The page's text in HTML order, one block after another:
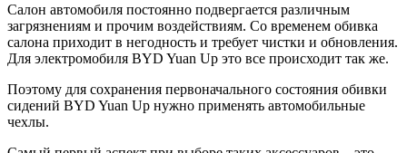
Салон автомобиля постоянно подвергается различным
загрязнениям и прочим воздействиям. Со временем обивка
салона приходит в негодность и требует чистки и обновления.
Для электромобиля BYD Yuan Up это все происходит так же.
Поэтому для сохранения первоначального состояния обивки
сидений BYD Yuan Up нужно применять автомобильные
чехлы.